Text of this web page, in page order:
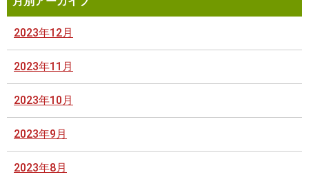
2023年12月
2023年11月
2023年10月
2023年9月
2023年8月